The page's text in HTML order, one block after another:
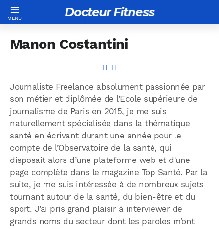
Docteur Fitness
Manon Costantini
Journaliste Freelance absolument passionnée par
son métier et diplômée de l’Ecole supérieure de
journalisme de Paris en 2015, je me suis
naturellement spécialisée dans la thématique
santé en écrivant durant une année pour le
compte de l’Observatoire de la santé, qui
disposait alors d’une plateforme web et d’une
page complète dans le magazine Top Santé. Par la
suite, je me suis intéressée à de nombreux sujets
tournant autour de la santé, du bien-être et du
sport. J’ai pris grand plaisir à interviewer de
grands noms du secteur dont les paroles m’ont